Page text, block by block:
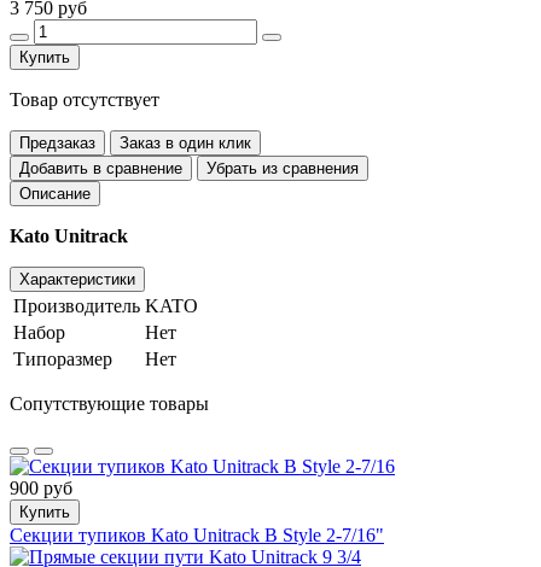
3 750 руб
Купить
Товар отсутствует
Предзаказ
Заказ в один клик
Добавить в сравнение
Убрать из сравнения
Описание
Kato Unitrack
Характеристики
Производитель KATO
Набор
Нет
Типоразмер
Нет
Сопутствующие товары
900 руб
Купить
Cекции тупиков Kato Unitrack B Style 2-7/16"